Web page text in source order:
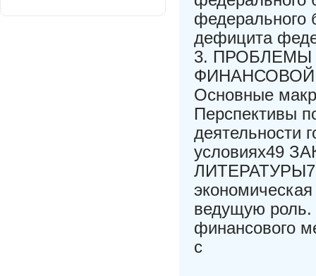
федерального
дефицита
3.
ФИНАНСОВОЙ
Основные
Перспективы
деятельности
условиях49
ведущую роль.
финансового
с